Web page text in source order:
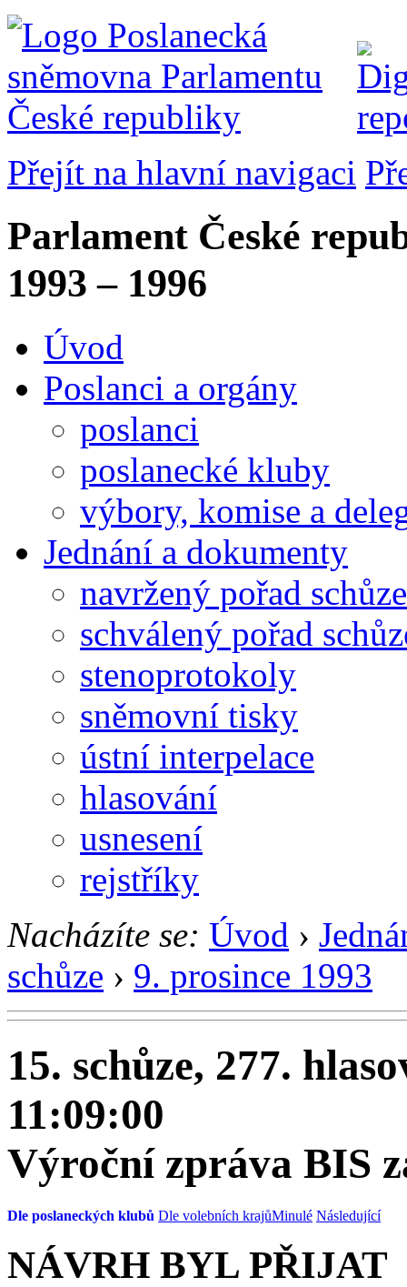
Přejít na hlavní navigaci
Parlament České
1993 – 1996
Úvod
Poslanci a orgány
poslanci
poslanecké kluby
výbory, komise a
Jednání a dokumenty
navržený pořad schůze
schválený pořad
stenoprotokoly
sněmovní tisky
ústní interpelace
hlasování
usnesení
rejstříky
Nacházíte se: Úvod ›
schůze › 9. prosince 1993
15. schůze, 277.
11:09:00
Výroční zpráva BIS
Dle poslaneckých klubů Dle volebních krajůMinulé Následující
NÁVRH BYL PŘIJAT